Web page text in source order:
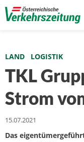
LAND LOGISTIK
TKL
Strom
15.07.2021
Das